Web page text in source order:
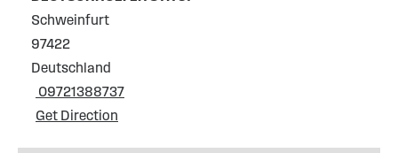
Schweinfurt
97422
Deutschland
09721388737
Get Direction